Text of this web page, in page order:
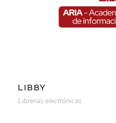
LIBBY
Librerias electrónicas